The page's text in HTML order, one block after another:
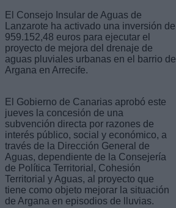
El Consejo Insular de Aguas de
Lanzarote ha activado una inversión de
959.152,48 euros para ejecutar el
proyecto de mejora del drenaje de
aguas pluviales urbanas en el barrio de
Argana en Arrecife.
El Gobierno de Canarias aprobó este
jueves la concesión de una
subvención directa por razones de
interés público, social y económico, a
través de la Dirección General de
Aguas, dependiente de la Consejería
de Política Territorial, Cohesión
Territorial y Aguas, al proyecto que
tiene como objeto mejorar la situación
de Argana en episodios de lluvias.